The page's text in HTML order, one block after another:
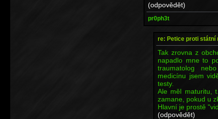
(odpovědět)
pr0ph3t
re: Petice proti státní
Tak zrovna z
napadlo mne to
traumatolog
medicínu jsem
testy.
Ale měl maturitu,
zamane, pokud u
Hlavní je prostě
(odpovědět)